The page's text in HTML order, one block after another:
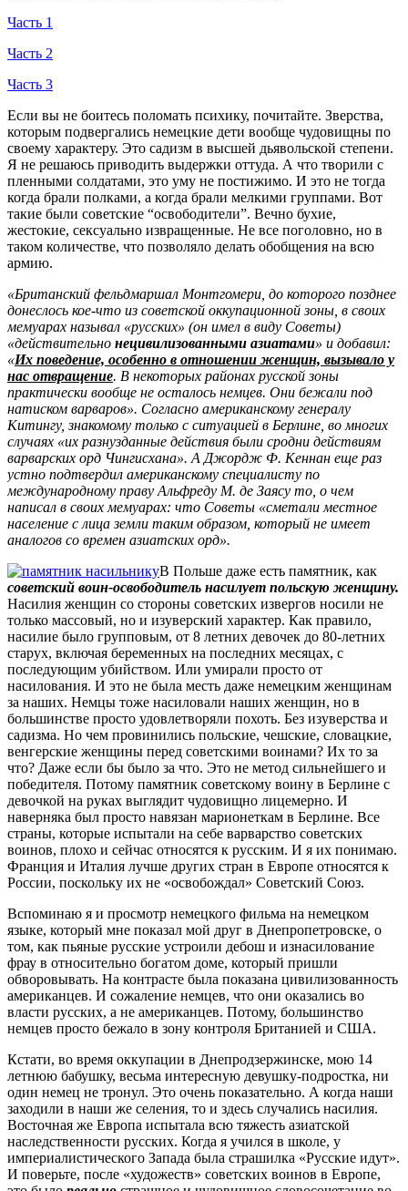
Часть 1
Часть 2
Часть 3
Если вы не боитесь поломать психику, почитайте. Зверства,
которым подвергались немецкие дети вообще чудовищны по
своему характеру. Это садизм в высшей дьявольской степени.
Я не решаюсь приводить выдержки оттуда. А что творили с
пленными солдатами, это уму не постижимо. И это не тогда
когда брали полками, а когда брали мелкими группами. Вот
такие были советские “освободители”. Вечно бухие,
жестокие, сексуально извращенные. Не все поголовно, но в
таком количестве, что позволяло делать обобщения на всю
армию.
«Британский фельдмаршал Монтгомери, до которого позднее
донеслось кое-что из советской оккупационной зоны, в своих
мемуарах называл «русских» (он имел в виду Советы)
«действительно нецивилизованными азиатами» и добавил:
«Их поведение, особенно в отношении женщин, вызывало у
нас отвращение. В некоторых районах русской зоны
практически вообще не осталось немцев. Они бежали под
натиском варваров». Согласно американскому генералу
Китингу, знакомому только с ситуацией в Берлине, во многих
случаях «их разнузданные действия были сродни действиям
варварских орд Чингисхана». А Джордж Ф. Кеннан еще раз
устно подтвердил американскому специалисту по
международному праву Альфреду М. де Заясу то, о чем
написал в своих мемуарах: что Советы «сметали местное
население с лица земли таким образом, который не имеет
аналогов со времен азиатских орд».
В Польше даже есть памятник, как
советский воин-освободитель насилует польскую женщину.
Насилия женщин со стороны советских извергов носили не
только массовый, но и изуверский характер. Как правило,
насилие было групповым, от 8 летних девочек до 80-летних
старух, включая беременных на последних месяцах, с
последующим убийством. Или умирали просто от
насилования. И это не была месть даже немецким женщинам
за наших. Немцы тоже насиловали наших женщин, но в
большинстве просто удовлетворяли похоть. Без изуверства и
садизма. Но чем провинились польские, чешские, словацкие,
венгерские женщины перед советскими воинами? Их то за
что? Даже если бы было за что. Это не метод сильнейшего и
победителя. Потому памятник советскому воину в Берлине с
девочкой на руках выглядит чудовищно лицемерно. И
наверняка был просто навязан марионеткам в Берлине. Все
страны, которые испытали на себе варварство советских
воинов, плохо и сейчас относятся к русским. И я их понимаю.
Франция и Италия лучше других стран в Европе относятся к
России, поскольку их не «освобождал» Советский Союз.
Вспоминаю я и просмотр немецкого фильма на немецком
языке, который мне показал мой друг в Днепропетровске, о
том, как пьяные русские устроили дебош и изнасилование
фрау в относительно богатом доме, который пришли
обворовывать. На контрасте была показана цивилизованность
американцев. И сожаление немцев, что они оказались во
власти русских, а не американцев. Потому, большинство
немцев просто бежало в зону контроля Британией и США.
Кстати, во время оккупации в Днепродзержинске, мою 14
летнюю бабушку, весьма интересную девушку-подростка, ни
один немец не тронул. Это очень показательно. А когда наши
заходили в наши же селения, то и здесь случались насилия.
Восточная же Европа испытала всю тяжесть азиатской
наследственности русских. Когда я учился в школе, у
империалистического Запада была страшилка «Русские идут».
И поверьте, после «художеств» советских воинов в Европе,